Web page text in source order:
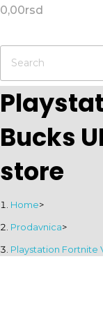
0,00rsd
Bucks
store
Home>
Prodavnica>
Playstation Fortnite